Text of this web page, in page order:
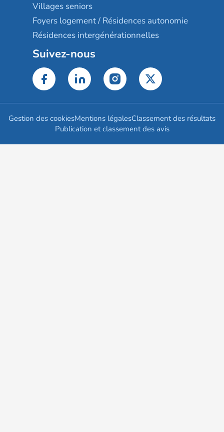
Villages seniors
Foyers logement / Résidences autonomie
Résidences intergénérationnelles
Suivez-nous
Gestion des cookiesMentions légalesClassement des résultats
Publication et classement des avis